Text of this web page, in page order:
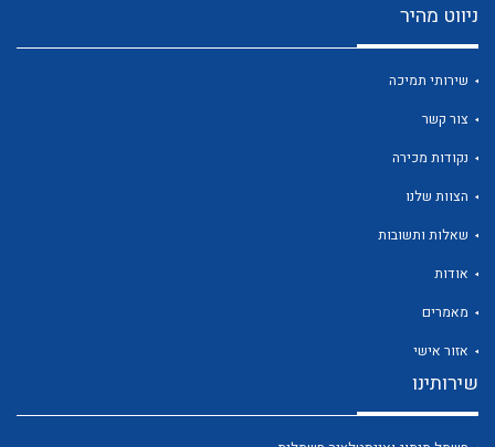
לכל מוצרי היצרן
לכל מוצרי היצרן
ניווט מהיר
שירותי תמיכה
צור קשר
נקודות מכירה
הצוות שלנו
שאלות ותשובות
אודות
מאמרים
אזור אישי
שירותינו